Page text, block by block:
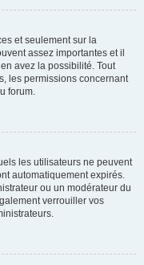
et seulement sur la
assez importantes et il
avez la possibilité. Tout
les permissions concernant
forum.
les utilisateurs ne peuvent
automatiquement expirés.
ou un modérateur du
verrouiller vos